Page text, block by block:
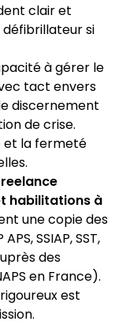
clair et
défibrillateur si
à gérer le
tact envers
discernement
de crise.
et la fermeté
habilitations à
une copie des
SSIAP, SST,
des
en France).
est